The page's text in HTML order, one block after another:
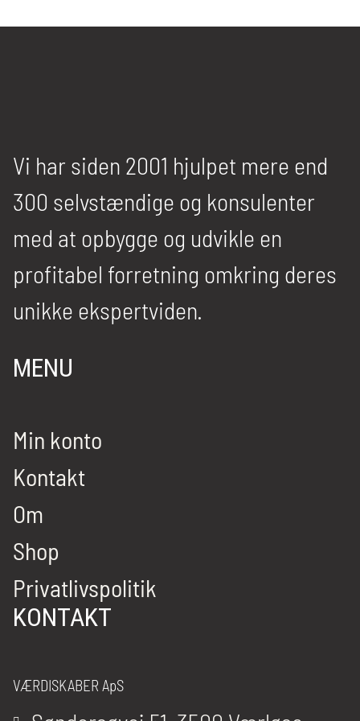
Vi har siden 2001 hjulpet mere end
300 selvstændige og konsulenter
med at opbygge og udvikle en
profitabel forretning omkring deres
unikke ekspertviden.
MENU
Min konto
Kontakt
Om
Shop
Privatlivspolitik
KONTAKT
VÆRDISKABER ApS